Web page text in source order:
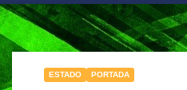
ESTADO PORTADA